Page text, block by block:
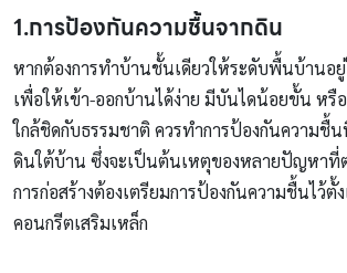
1.การป้องกันความชื้นจากดิน
หากต้องการทำบ้านชั้นเดียวให้ระดับพื้นบ้านอ
เพื่อให้เข้า-ออกบ้านได้ง่าย มีบันไดน้อยขั้น หรื
ใกล้ชิดกับธรรมชาติ ควรทำการป้องกันความชื้
ดินใต้บ้าน ซึ่งจะเป็นต้นเหตุของหลายปัญหาที่
การก่อสร้างต้องเตรียมการป้องกันความชื้นไว้
คอนกรีตเสริมเหล็ก